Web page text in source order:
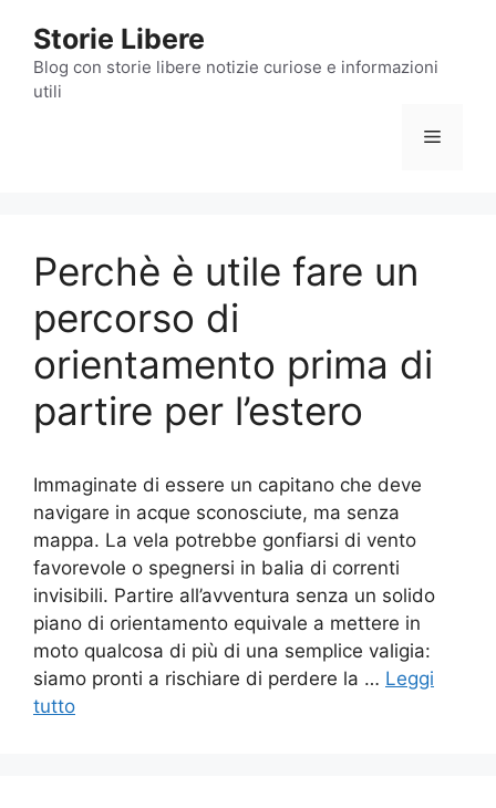
contenuto
Storie Libere
Blog con storie libere notizie curiose e informazioni
utili
Menu
Perchè è utile fare un
percorso di
orientamento prima di
partire per l’estero
Immaginate di essere un capitano che deve
navigare in acque sconosciute, ma senza
mappa. La vela potrebbe gonfiarsi di vento
favorevole o spegnersi in balia di correnti
invisibili. Partire all’avventura senza un solido
piano di orientamento equivale a mettere in
moto qualcosa di più di una semplice valigia:
siamo pronti a rischiare di perdere la … Leggi
tutto